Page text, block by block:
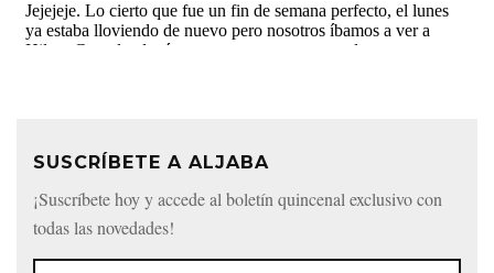
SUSCRÍBETE A ALJABA
¡Suscríbete hoy y accede al boletín quincenal exclusivo con
todas las novedades!